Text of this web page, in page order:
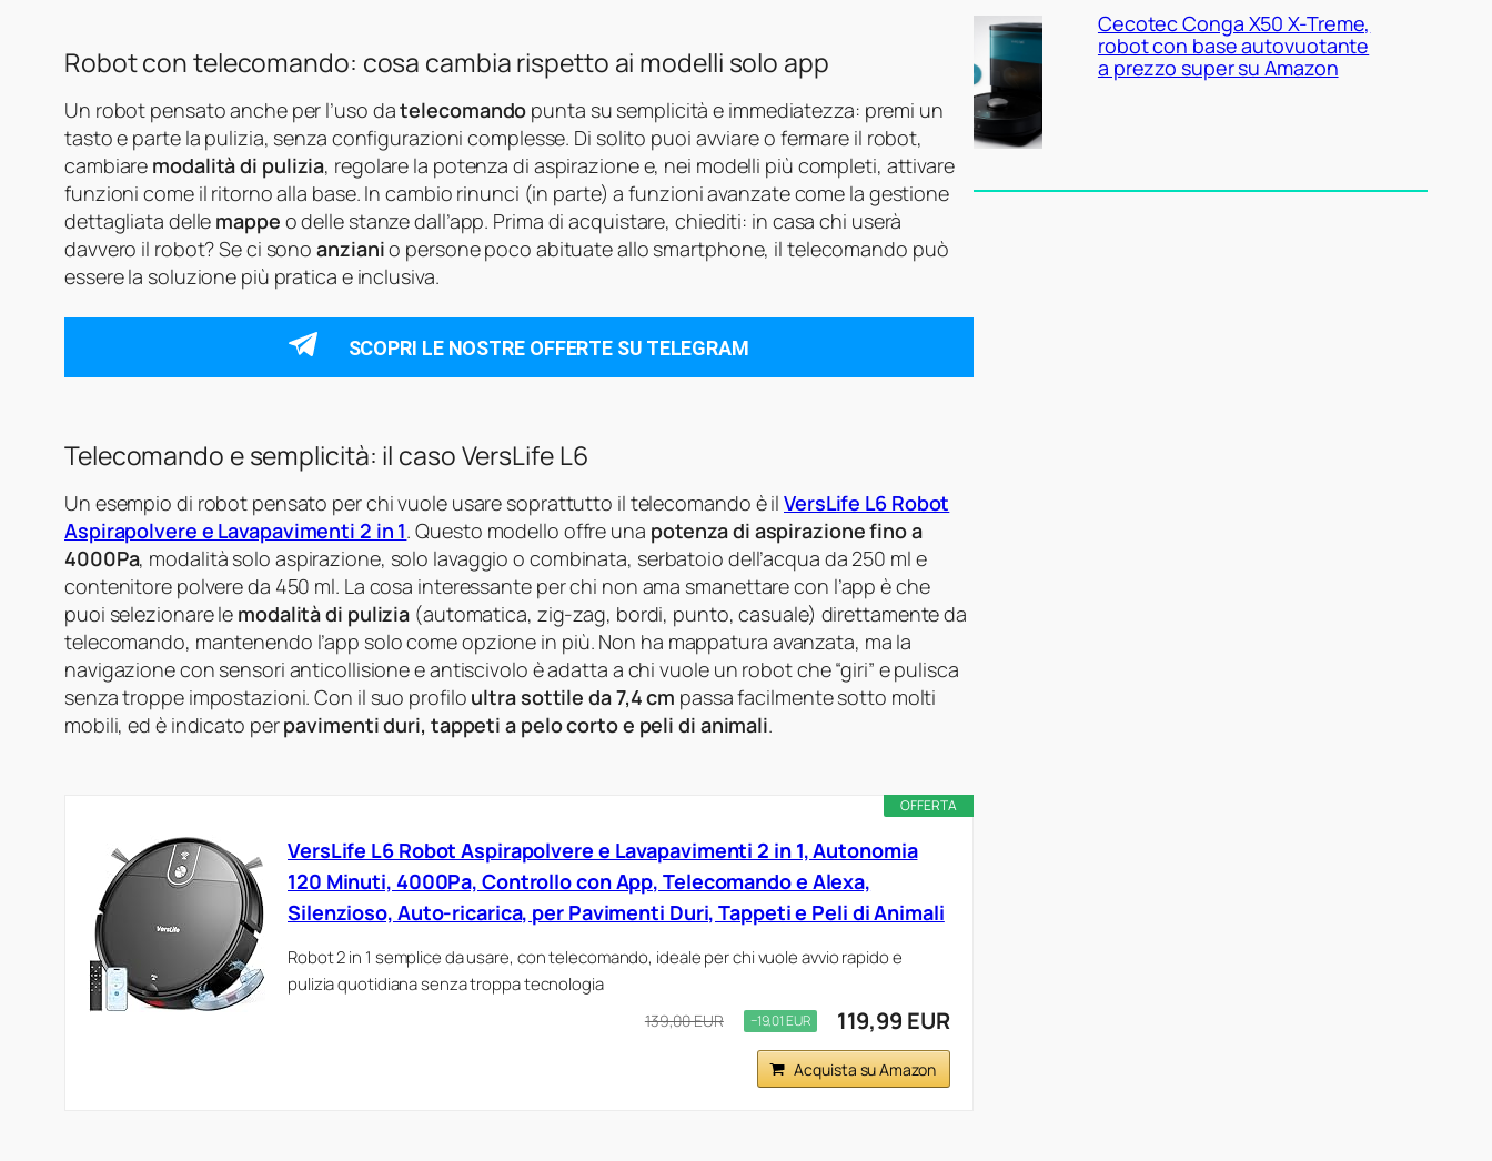
Robot con telecomando: cosa cambia rispetto ai modelli solo app
Un robot pensato anche per l’uso datelecomando punta su semplicità e immediatezza: premi un
tasto e parte la pulizia, senza configurazioni complesse. Di solito puoi avviare o fermare il robot,
cambiare modalità di pulizia, regolare la potenza di aspirazione e, nei modelli più completi, attivare
funzioni come il ritorno alla base. In cambio rinunci (in parte) a funzioni avanzate come la gestione
dettagliata delle mappe o delle stanze dall’app. Prima di acquistare, chiediti: in casa chi userà
davvero il robot? Se ci sonoanzianio persone poco abituate allo smartphone, il telecomando può
essere la soluzione più pratica e inclusiva.
SCOPRI LE NOSTRE OFFERTE SU TELEGRAM
Telecomando e semplicità: il caso VersLife L6
Un esempio di robot pensato per chi vuole usare soprattutto il telecomando è il VersLife L6 Robot
Aspirapolvere e Lavapavimenti 2 in 1. Questo modello offre una potenza di aspirazione fino a
4000Pa, modalità solo aspirazione, solo lavaggio o combinata, serbatoio dell’acqua da 250 ml e
contenitore polvere da 450 ml. La cosa interessante per chi non ama smanettare con l’app è che
puoi selezionare le modalità di pulizia (automatica, zig-zag, bordi, punto, casuale) direttamente da
telecomando, mantenendo l’app solo come opzione in più. Non ha mappatura avanzata, ma la
navigazione con sensori anticollisione e antiscivolo è adatta a chi vuole un robot che “giri” e pulisca
senza troppe impostazioni. Con il suo profilo ultra sottile da 7,4 cm passa facilmente sotto molti
mobili, ed è indicato perpavimenti duri, tappeti a pelo corto e peli di animali.
OFFERTA
VersLife L6 Robot Aspirapolvere e Lavapavimenti 2 in 1, Autonomia
120 Minuti, 4000Pa, Controllo con App, Telecomando e Alexa,
Silenzioso, Auto-ricarica, per Pavimenti Duri, Tappeti e Peli di Animali
Robot 2 in 1 semplice da usare, con telecomando, ideale per chi vuole avvio rapido e
pulizia quotidiana senza troppa tecnologia
139,00 EUR −19,01 EUR 119,99 EUR
Acquista su Amazon
Cecotec Conga X50 X-Treme,
robot con base autovuotante
a prezzo super su Amazon